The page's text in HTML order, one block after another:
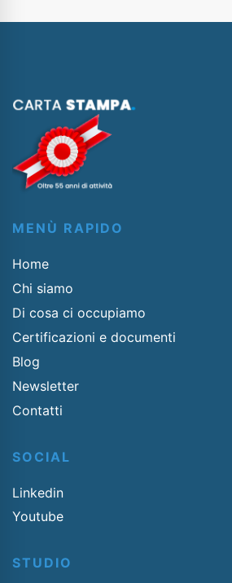
MENÙ RAPIDO
Home
Chi siamo
Di cosa ci occupiamo
Certificazioni e documenti
Blog
Newsletter
Contatti
SOCIAL
Linkedin
Youtube
STUDIO